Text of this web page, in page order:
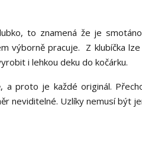
to znamená že je
výborně pracuje. Z klubíčka
i lehkou deku do kočárku.
a proto je každé originál.
neviditelné. Uzlíky nemusí být